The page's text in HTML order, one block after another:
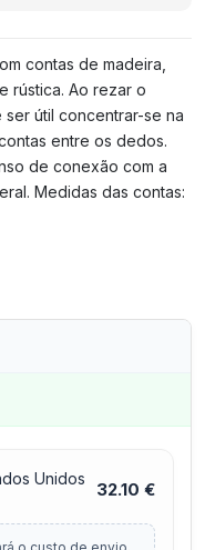
contas de madeira,
rústica. Ao rezar o
útil concentrar-se na
entre os dedos.
de conexão com a
Medidas das contas:
Unidos 32.10 €